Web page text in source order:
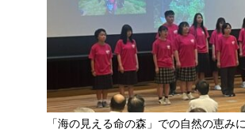
「海の見える命の森」での自然の恵み